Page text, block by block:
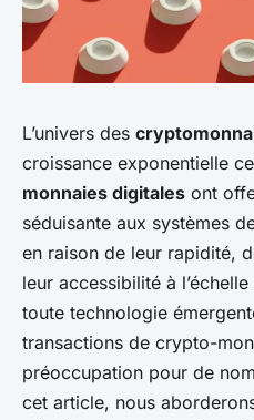
L’univers des
croissance exponentielle
monnaies digitales ont
séduisante aux systèmes
en raison de leur rapidité,
leur accessibilité à
toute technologie
transactions de crypto-
préoccupation pour de
cet article, nous